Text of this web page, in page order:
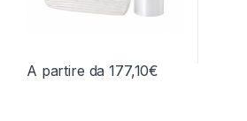
A partire da177,10€